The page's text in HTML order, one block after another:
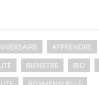
APPRENDRE
BIENETRE BIO